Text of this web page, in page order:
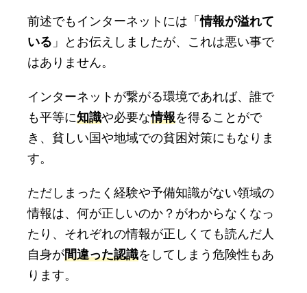
前述でもインターネットには「情報が溢れて
いる 」とお伝えしましたが、これは悪い事で
はありません。
インターネットが繋がる環境であれば、誰で
も平等に知識や必要な情報を得ることがで
き、貧しい国や地域での貧困対策にもなりま
す。
ただしまったく経験や予備知識がない領域の
情報は、何が正しいのか？がわからなくなっ
たり、それぞれの情報が正しくても読んだ人
自身が間違った認識をしてしまう危険性もあ
ります。